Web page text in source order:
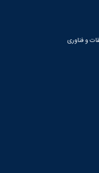
و فناوری